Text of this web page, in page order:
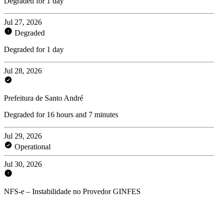
Jul 27, 2026
Degraded
Degraded for 1 day
Jul 28, 2026
Prefeitura de Santo André
Degraded for 16 hours and 7 minutes
Jul 29, 2026
Operational
Jul 30, 2026
NFS-e – Instabilidade no Provedor GINFES